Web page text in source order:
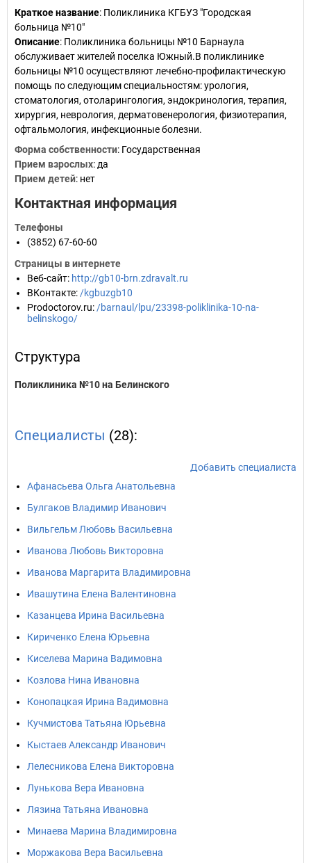
Краткое название: Поликлиника КГБУЗ "Городская
больница №10"
Описание: Поликлиника больницы №10 Барнаула
обслуживает жителей поселка Южный.В поликлинике
больницы №10 осуществляют лечебно-профилактическую
помощь по следующим специальностям: урология,
стоматология, отоларингология, эндокринология, терапия,
хирургия, неврология, дерматовенерология, физиотерапия,
офтальмология, инфекционные болезни.
Форма собственности: Государственная
Прием взрослых: да
Прием детей: нет
Контактная информация
Телефоны
(3852) 67-60-60
Страницы в интернете
Веб-сайт: http://gb10-brn.zdravalt.ru
ВКонтакте: /kgbuzgb10
Prodoctorov.ru: /barnaul/lpu/23398-poliklinika-10-na-
belinskogo/
Структура
Поликлиника №10 на Белинского
Специалисты (28):
Добавить специалиста
Афанасьева Ольга Анатольевна
Булгаков Владимир Иванович
Вильгельм Любовь Васильевна
Иванова Любовь Викторовна
Иванова Маргарита Владимировна
Ивашутина Елена Валентиновна
Казанцева Ирина Васильевна
Кириченко Елена Юрьевна
Киселева Марина Вадимовна
Козлова Нина Ивановна
Конопацкая Ирина Вадимовна
Кучмистова Татьяна Юрьевна
Кыстаев Александр Иванович
Лелесникова Елена Викторовна
Лунькова Вера Ивановна
Лязина Татьяна Ивановна
Минаева Марина Владимировна
Моржакова Вера Васильевна